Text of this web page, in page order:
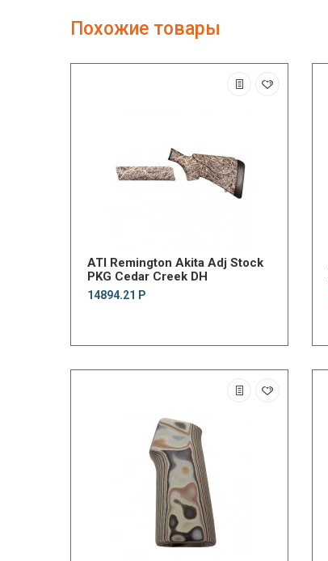
Похожие товары
ATI Remington Akita Adj Stock
PKG Cedar Creek DH
14894.21 Р